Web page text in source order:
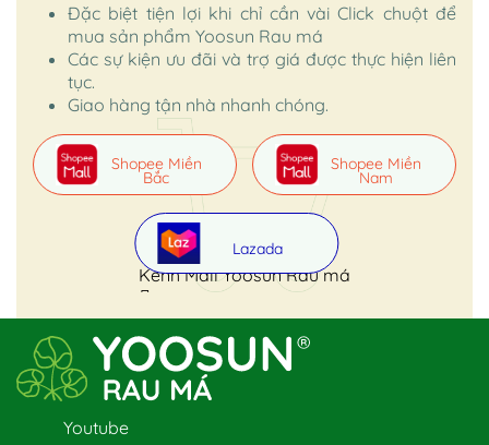
Đặc biệt tiện lợi khi chỉ cần vài Click chuột để
mua sản phẩm Yoosun Rau má
Các sự kiện ưu đãi và trợ giá được thực hiện liên
tục.
Giao hàng tận nhà nhanh chóng.
Kênh Mall Yoosun Rau má
Shopee Miền
Bắc
Shopee Miền
Nam
Lazada
Youtube